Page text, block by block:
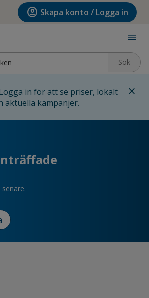
account_circle Skapa konto / Logga in
menu
Sök
in för att se priser, lokalt
aktuella kampanjer.
close